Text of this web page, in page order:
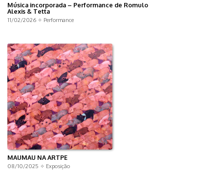
Música incorporada – Performance de Romulo
Alexis & Tetta
11/02/2026 ✧ Performance
MAUMAU NA ARTPE
08/10/2025 ✧ Exposição